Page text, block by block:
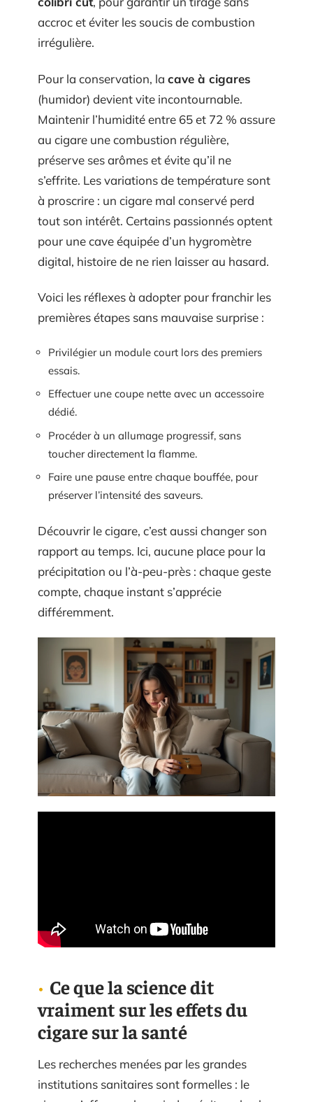
accroc et éviter les soucis de combustion
irrégulière.
Pour la conservation, la cave à cigares
(humidor) devient vite incontournable.
Maintenir l’humidité entre 65 et 72 % assure
au cigare une combustion régulière,
préserve ses arômes et évite qu’il ne
s’effrite. Les variations de température sont
à proscrire : un cigare mal conservé perd
tout son intérêt. Certains passionnés optent
pour une cave équipée d’un hygromètre
digital, histoire de ne rien laisser au hasard.
Voici les réflexes à adopter pour franchir les
premières étapes sans mauvaise surprise :
Privilégier un module court lors des premiers
essais.
Effectuer une coupe nette avec un accessoire
dédié.
Procéder à un allumage progressif, sans
toucher directement la flamme.
Faire une pause entre chaque bouffée, pour
préserver l’intensité des saveurs.
Découvrir le cigare, c’est aussi changer son
rapport au temps. Ici, aucune place pour la
précipitation ou l’à-peu-près : chaque geste
compte, chaque instant s’apprécie
différemment.
Ce que la science dit
vraiment sur les effets du
cigare sur la santé
Les recherches menées par les grandes
institutions sanitaires sont formelles : le